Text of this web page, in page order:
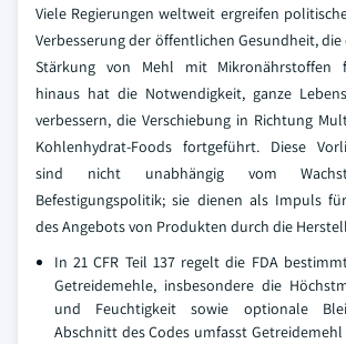
Viele Regierungen weltweit ergreifen
Verbesserung der öffentlichen Gesundheit,
Stärkung von Mehl mit Mikronährstoffen
hinaus hat die Notwendigkeit, ganze
verbessern, die Verschiebung in Richtung
Kohlenhydrat-Foods fortgeführt. Diese
sind nicht unabhängig vom
Befestigungspolitik; sie dienen als Impuls
des Angebots von Produkten durch die
In 21 CFR Teil 137 regelt die FDA
Getreidemehle, insbesondere die
und Feuchtigkeit sowie optionale
Abschnitt des Codes umfasst